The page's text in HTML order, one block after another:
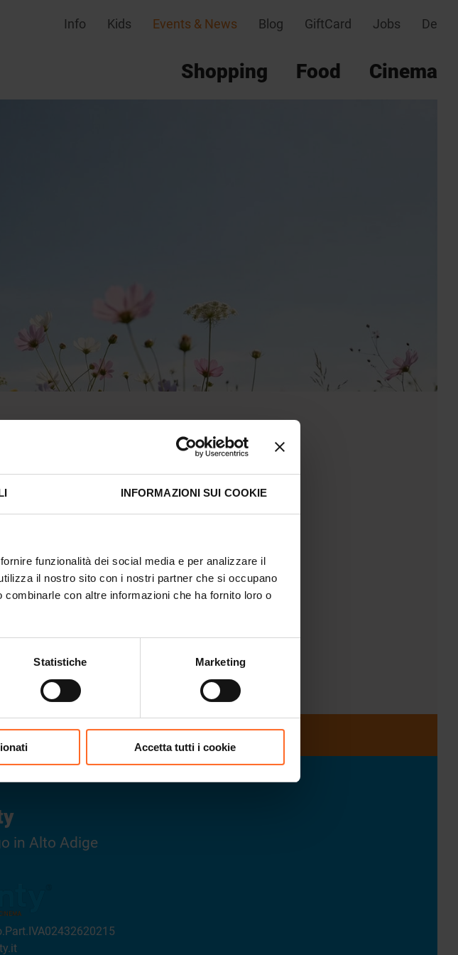
INFORMAZIONI SUI COOKIE
funzionalità dei social media e per analizzare il
il nostro sito con i nostri partner che si occupano
con altre informazioni che ha fornito loro o
Statistiche Marketing
Accetta tutti i cookie
Info Kids Events & News Blog GiftCard Jobs De
Shopping Food Cinema
in Alto Adige
. Part.IVA02432620215